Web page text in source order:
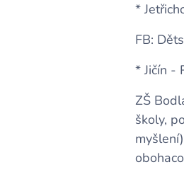
*
FB:
* Jičín -
ZŠ
školy,